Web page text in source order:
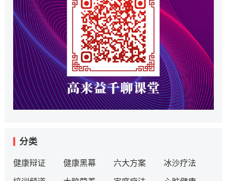
分类
健康辩证 健康黑幕 六大方案 冰沙疗法